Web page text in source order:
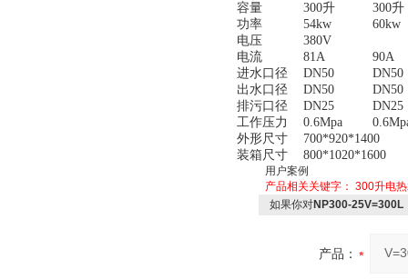
容量
300升
300升
功率
54kw
60kw
电压
380V
电流
81A
90A
进水口径
DN50
DN50
出水口径
DN50
DN50
排污口径
DN25
DN25
工作压力
0.6Mpa
外形尺寸
700*920*1400
装箱尺寸
800*1020*1600
用户案例
产品相关关键字： 300升电
如果你对NP300-25V=300L
产品：